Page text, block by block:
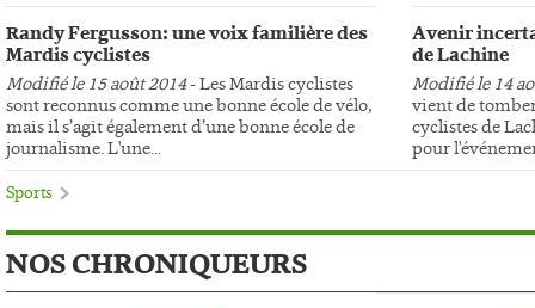
Randy Fergusson: une voix familière des
Mardis cyclistes
Modifié le 15 août 2014- Les Mardis cyclistes
sont reconnus comme une bonne école de vélo,
mais il s’agit également d’une bonne école de
journalisme. L'une...
Avenir
de Lachine
Modifié le 14
vient de
cyclistes de
pour
Sports
NOS CHRONIQUEURS